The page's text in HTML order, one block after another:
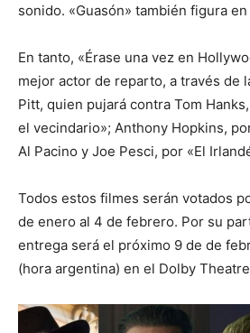
sonido. «Guasón» también figura
En tanto, «Érase una vez en
mejor actor de reparto, a través de
Pitt, quien pujará contra Tom
el vecindario»; Anthony Hopkins,
Al Pacino y Joe Pesci, por «El
Todos estos filmes serán votados
de enero al 4 de febrero. Por su
entrega será el próximo 9 de de
(hora argentina) en el Dolby